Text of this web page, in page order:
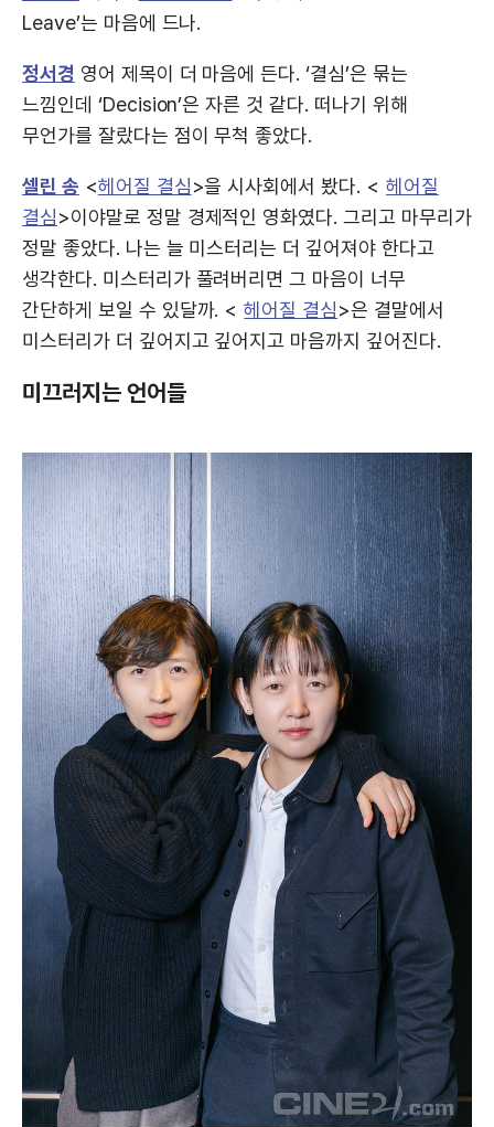
Leave’는 마음에 드나.
정서경 영어 제목이 더 마음에 든다. ‘결심’은 묶는
느낌인데 ‘Decision’은 자른 것 같다. 떠나기 위해
무언가를 잘랐다는 점이 무척 좋았다.
셀린 송 <헤어질 결심>을 시사회에서 봤다. < 헤어질
결심>이야말로 정말 경제적인 영화였다. 그리고 마무리가
정말 좋았다. 나는 늘 미스터리는 더 깊어져야 한다고
생각한다. 미스터리가 풀려버리면 그 마음이 너무
간단하게 보일 수 있달까. < 헤어질 결심>은 결말에서
미스터리가 더 깊어지고 깊어지고 마음까지 깊어진다.
미끄러지는 언어들